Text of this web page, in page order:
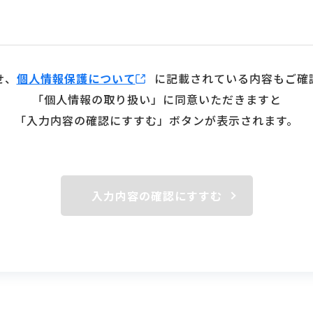
個人情報保護について
に記載されている内容もご確
「個人情報の取り扱い」に同意いただきますと
「入力内容の確認にすすむ」ボタンが表示されます。